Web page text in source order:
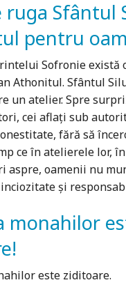
ruga Sfântul
pentru
Sofronie există
Athonitul. Sfântul
un atelier. Spre
cei aflaţi sub
fără să
ce în atelierele lor,
aspre, oamenii nu
şi
monahilor
este ziditoare.